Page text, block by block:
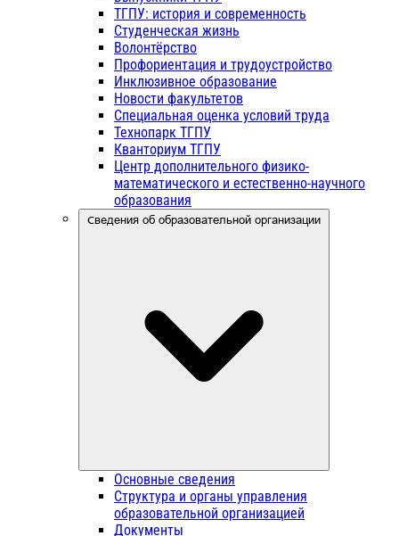
ТГПУ: история и современность
Студенческая жизнь
Волонтёрство
Профориентация и трудоустройство
Инклюзивное образование
Новости факультетов
Специальная оценка условий труда
Технопарк ТГПУ
Кванториум ТГПУ
Центр дополнительного физико-
математического и естественно-научного
образования
Сведения об образовательной организации
Основные сведения
Структура и органы управления
образовательной организацией
Документы